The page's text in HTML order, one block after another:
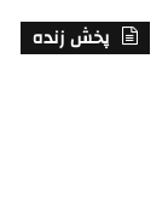
پخش زنده